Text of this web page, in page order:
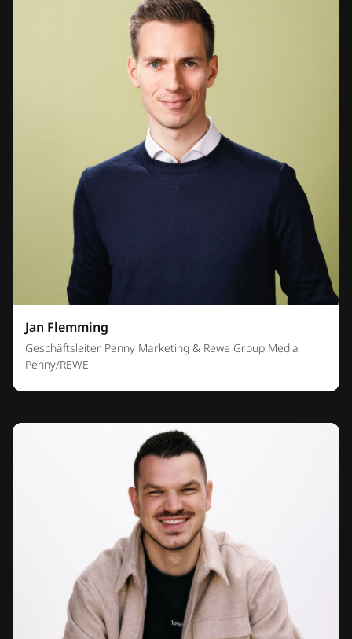
Jan Flemming
Geschäftsleiter Penny Marketing & Rewe Group Media
Penny/REWE